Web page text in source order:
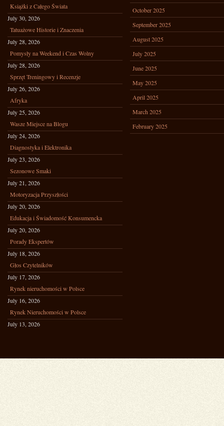
Książki z Całego Świata
July 30, 2026
Tatuażowe Historie i Znaczenia
July 28, 2026
Pomysły na Weekend i Czas Wolny
July 28, 2026
Sprzęt Treningowy i Recenzje
July 26, 2026
Afryka
July 25, 2026
Wasze Miejsce na Blogu
July 24, 2026
Diagnostyka i Elektronika
July 23, 2026
Sezonowe Smaki
July 21, 2026
Motoryzacja Przyszłości
July 20, 2026
Edukacja i Świadomość Konsumencka
July 20, 2026
Porady Ekspertów
July 18, 2026
Głos Czytelników
July 17, 2026
Rynek nieruchomości w Polsce
July 16, 2026
Rynek Nieruchomości w Polsce
July 13, 2026
October 2025
September 2025
August 2025
July 2025
June 2025
May 2025
April 2025
March 2025
February 2025